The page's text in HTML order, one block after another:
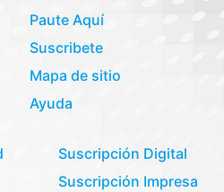
Paute Aquí
Suscribete
Mapa de sitio
Ayuda
Suscripción Digital
Suscripción Impresa